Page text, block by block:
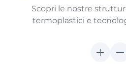
Scopri le nostre
termoplastici e